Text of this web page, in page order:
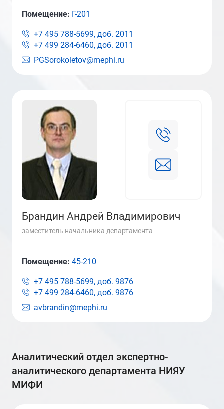
PGSorokoletov@mephi.ru
Помещение: Г-201
+7 495 788-5699, доб. 2011
+7 499 284-6460, доб. 2011
Брандин Андрей Владимирович
заместитель начальника департамента
avbrandin@mephi.ru
Помещение: 45-210
+7 495 788-5699, доб. 9876
+7 499 284-6460, доб. 9876
аналитический отдел экспертно-
аналитического департамента НИЯУ
МИФИ